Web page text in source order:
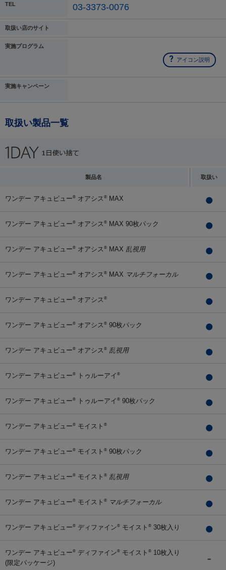
TEL 03-3373-0076
取扱い店のサイト
実施プログラム
アイコン説明
実施キャンペーン
取扱い製品一覧
製品名 取扱い
ワンデー アキュビュー® オアシス ® MAX
ワンデー アキュビュー® オアシス ® MAX 90枚パック
ワンデー アキュビュー® オアシス ® MAX 乱視用
ワンデー アキュビュー® オアシス ® MAX マルチフォーカル
ワンデー アキュビュー® オアシス ®
ワンデー アキュビュー® オアシス ® 90枚パック
ワンデー アキュビュー® オアシス ® 乱視用
ワンデー アキュビュー® トゥルーアイ ®
ワンデー アキュビュー® トゥルーアイ ® 90枚パック
ワンデー アキュビュー® モイスト ®
ワンデー アキュビュー® モイスト ® 90枚パック
ワンデー アキュビュー® モイスト ® 乱視用
ワンデー アキュビュー® モイスト ® マルチフォーカル
ワンデー アキュビュー® ディファイン® モイスト ® 30枚入り
ワンデー アキュビュー® ディファイン® モイスト ® 10枚入り
(限定パッケージ)